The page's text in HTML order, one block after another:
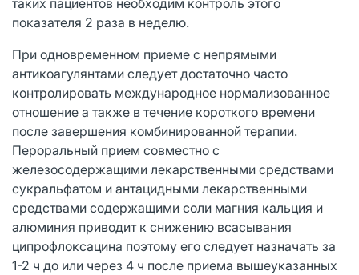
показателя 2 раза в неделю.
При одновременном приеме с непрямыми
антикоагулянтами следует достаточно часто
контролировать международное нормализованное
отношение а также в течение короткого времени
после завершения комбинированной терапии.
Пероральный прием совместно с
железосодержащими лекарственными средствами
сукральфатом и антацидными лекарственными
средствами содержащими соли магния кальция и
алюминия приводит к снижению всасывания
ципрофлоксацина поэтому его следует назначать за
1-2 ч до или через 4 ч после приема вышеуказанных